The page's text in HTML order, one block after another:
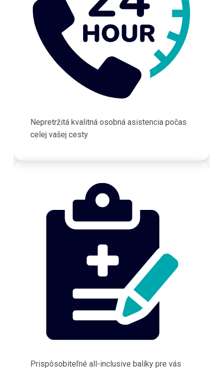
Nepretržitá kvalitná osobná asistencia počas
celej vašej cesty
Prispôsobiteľné all-inclusive balíky pre vás